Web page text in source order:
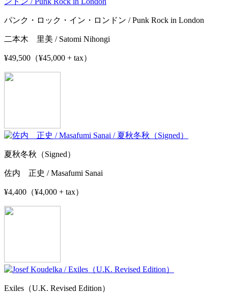
パンク・ロック・イン・ロンドン / Punk Rock in London
二本木 里美 / Satomi Nihongi
¥49,500（¥45,000 + tax）
夏秋冬秋（Signed）
佐内 正史 / Masafumi Sanai
¥4,400（¥4,000 + tax）
Exiles（U.K. Revised Edition）